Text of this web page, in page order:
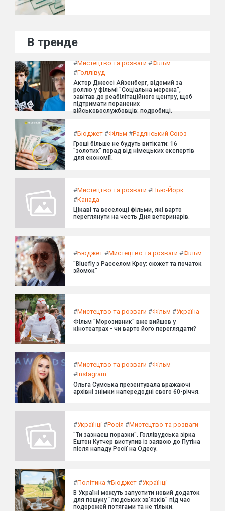
В тренде
#Мистецтво та розваги #Фільм
#Голлівуд
Актор Джессі Айзенберг, відомий за
роллю у фільмі "Соціальна мережа",
завітав до реабілітаційного центру, щоб
підтримати поранених
військовослужбовців: подробиці.
#Бюджет #Фільм #Радянський Союз
Гроші більше не будуть витікати: 16
"золотих" порад від німецьких експертів
для економії.
#Мистецтво та розваги #Нью-Йорк
#Канада
Цікаві та веселощі фільми, які варто
переглянути на честь Дня ветеринарів.
#Бюджет #Мистецтво та розваги #Фільм
"Bluefly з Расселом Кроу: сюжет та початок
зйомок"
#Мистецтво та розваги #Фільм #Україна
Фільм "Морозивник" вже вийшов у
кінотеатрах - чи варто його переглядати?
#Мистецтво та розваги #Фільм
#Instagram
Ольга Сумська презентувала вражаючі
архівні знімки напередодні свого 60-річчя.
#Українці #Росія #Мистецтво та розваги
"Ти зазнаєш поразки". Голлівудська зірка
Ештон Кутчер виступив із заявою до Путіна
після нападу Росії на Одесу.
#Політика #Бюджет #Українці
В Україні можуть запустити новий додаток
для пошуку "людських зв'язків" під час
подорожей потягами та не тільки.